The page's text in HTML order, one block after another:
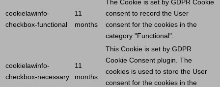
cookielawinfo-
checkbox-functional
11
months
The Cookie is set by GDPR Cookie
consent to record the User
consent for the cookies in the
category "Functional".
cookielawinfo-
checkbox-necessary
11
months
This Cookie is set by GDPR
Cookie Consent plugin. The
cookies is used to store the User
consent for the cookies in the